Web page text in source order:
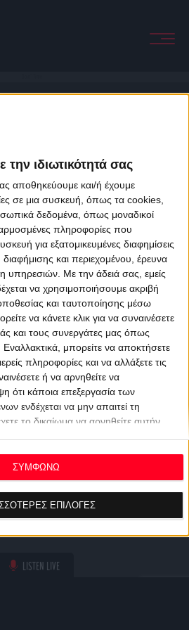
την ιδιωτικότητά σας
αποθηκεύουμε και/ή έχουμε
σε μια συσκευή, όπως τα cookies,
δεδομένα, όπως μοναδικοί
πληροφορίες που
για εξατομικευμένες διαφημίσεις
και περιεχομένου, έρευνα
υπηρεσιών. Με την άδειά σας, εμείς
να χρησιμοποιήσουμε ακριβή
και ταυτοποίησης μέσω
να κάνετε κλικ για να συναινέσετε
και τους συνεργάτες μας όπως
μπορείτε να αποκτήσετε
πληροφορίες και να αλλάξετε τις
ή να αρνηθείτε να
ότι κάποια επεξεργασία των
ενδέχεται να μην απαιτεί τη
το δικαίωμα να αρνηθείτε αυτήν
σας ανά πάσα στιγμή
ιστότοπο και κάνοντας κλικ στο
μέρος της ιστοσελίδας.
ΕΠΙΛΟΓΕΣ
ΣΥΜΦΩΝΩ
LISTEN LIVE
Terms & Conditions
Privacy Policy
byporcupine colors&Fotis Alexandrou